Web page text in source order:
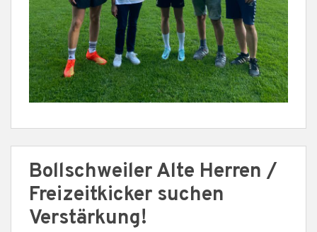
Bollschweiler Alte Herren /
Freizeitkicker suchen
Verstärkung!